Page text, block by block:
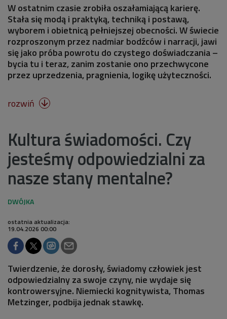
W ostatnim czasie zrobiła oszałamiającą karierę.
Stała się modą i praktyką, techniką i postawą,
wyborem i obietnicą pełniejszej obecności. W świecie
rozproszonym przez nadmiar bodźców i narracji, jawi
się jako próba powrotu do czystego doświadczania –
bycia tu i teraz, zanim zostanie ono przechwycone
przez uprzedzenia, pragnienia, logikę użyteczności.
rozwiń 
Kultura świadomości. Czy
jesteśmy odpowiedzialni za
nasze stany mentalne?
ostatnia aktualizacja:
19.04.2026 00:00
Twierdzenie, że dorosły, świadomy człowiek jest
odpowiedzialny za swoje czyny, nie wydaje się
kontrowersyjne. Niemiecki kognitywista, Thomas
Metzinger, podbija jednak stawkę.